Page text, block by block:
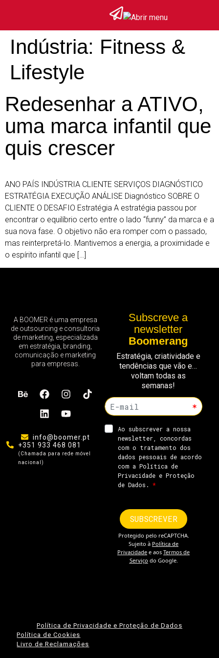
Indústria: Fitness &
Lifestyle
Redesenhar a ATIVO,
uma marca infantil que
quis crescer
ANO PAÍS INDÚSTRIA CLIENTE SERVIÇOS DIAGNÓSTICO
ESTRATÉGIA EXECUÇÃO ANÁLISE Diagnóstico SOBRE O
CLIENTE O DESAFIO Estratégia A estratégia passou por
encontrar o equilíbrio certo entre o lado “funny” da marca e a
sua nova fase. O objetivo não era romper com o passado,
mas reinterpretá-lo. Mantivemos a energia, a proximidade e
o espírito infantil que […]
A BOOMER é uma empresa
de outsourcing e consultoria
de marketing, especializada
em estratégia, branding,
comunicação e marketing
para empresas.
info@boomer.pt
+351 933 468 081
(Chamada para rede móvel
nacional)
Subscreve a
newsletter
Boomerang
Estratégia, criatividade e
tendências que vão e…
voltam todas as
semanas!
Política de Privacidade e Proteção de Dados
Política de Cookies
Livro de Reclamações